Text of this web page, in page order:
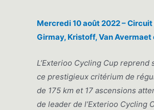
Mercredi 10 août 2022 –
Girmay, Kristoff, Van Avermaet
L’Exterioo Cycling Cup
ce prestigieux critérium de
de 175 km et 17 ascensions
de leader de l’Exterioo Cycling